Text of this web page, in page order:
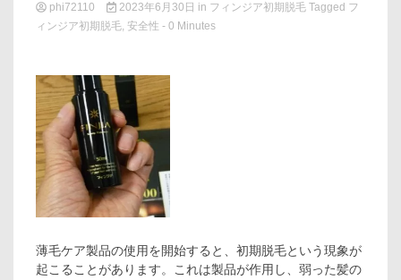
phi72110 2023年6月30日 in フィンジア初期脱毛 Tagged フ
ィンジア初期脱毛, 安全性 - 0 Minutes
薄毛ケア製品の使用を開始すると、初期脱毛という現象が
起こることがあります。これは製品が作用し、弱った髪の